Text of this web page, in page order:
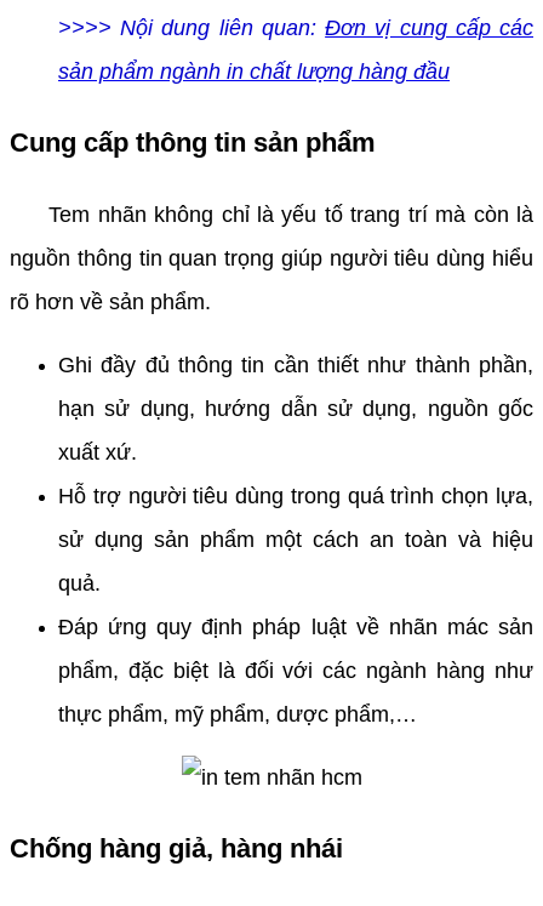
>>>> Nội dung liên quan:Đơn vị cung cấp các
sản phẩm ngành in chất lượng hàng đầu
Cung cấp thông tin sản phẩm
Tem nhãn không chỉ là yếu tố trang trí mà còn là
nguồn thông tin quan trọng giúp người tiêu dùng hiểu
rõ hơn về sản phẩm.
Ghi đầy đủ thông tin cần thiết như thành phần,
hạn sử dụng, hướng dẫn sử dụng, nguồn gốc
xuất xứ.
Hỗ trợ người tiêu dùng trong quá trình chọn lựa,
sử dụng sản phẩm một cách an toàn và hiệu
quả.
Đáp ứng quy định pháp luật về nhãn mác sản
phẩm, đặc biệt là đối với các ngành hàng như
thực phẩm, mỹ phẩm, dược phẩm,…
Chống hàng giả, hàng nhái